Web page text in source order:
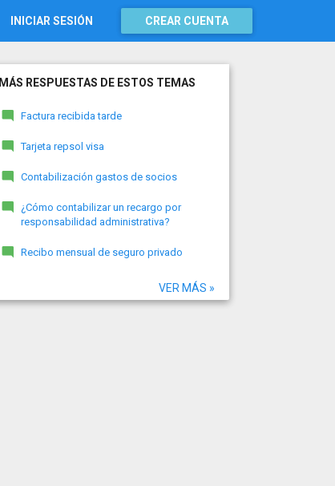
INICIAR SESIÓN CREAR CUENTA
MÁS RESPUESTAS DE ESTOS TEMAS
Factura recibida tarde
Tarjeta repsol visa
Contabilización gastos de socios
¿Cómo contabilizar un recargo por
responsabilidad administrativa?
Recibo mensual de seguro privado
VER MÁS »